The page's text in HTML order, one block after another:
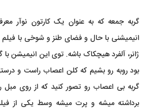
گربه جمعه که به عنوان یک کارتون نوآر
انیمیشنی با حال و فضای طنز و شوخی با فیلم
ژانر، آلفرد هیچکاک باشه. توی این انیمیشن
بود روبه رو بشیم که کلن اعصاب راست و
گربه بی اعصاب رو تصور کنید که از روی
برداشته میشه و پرت میشه وسط یکی از